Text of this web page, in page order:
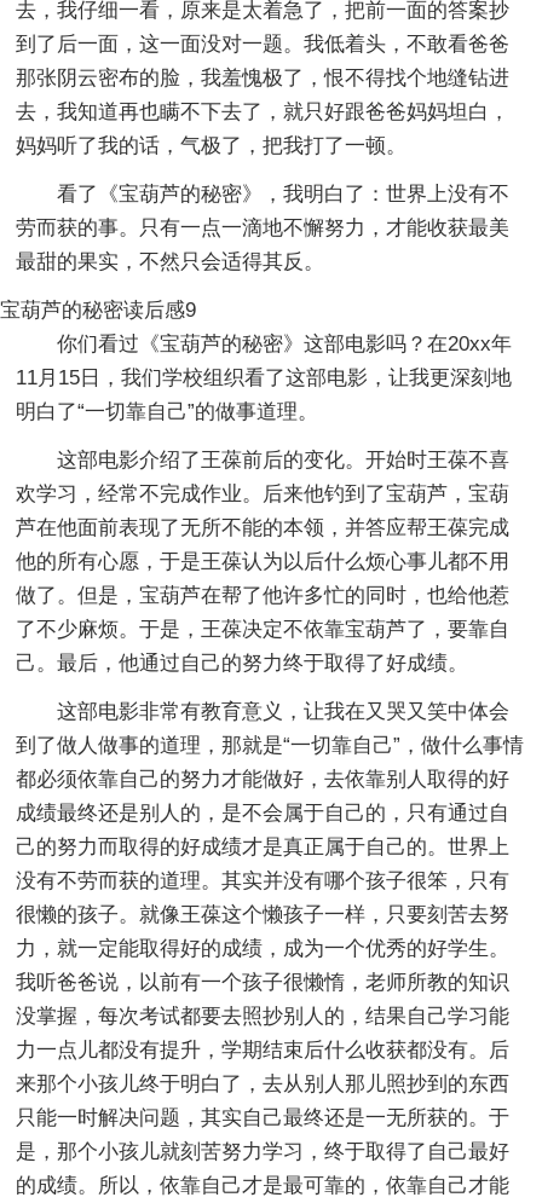
去，我仔细一看，原来是太着急了，把前一面的答案抄
到了后一面，这一面没对一题。我低着头，不敢看爸爸
那张阴云密布的脸，我羞愧极了，恨不得找个地缝钻进
去，我知道再也瞒不下去了，就只好跟爸爸妈妈坦白，
妈妈听了我的话，气极了，把我打了一顿。
看了《宝葫芦的秘密》，我明白了：世界上没有不
劳而获的事。只有一点一滴地不懈努力，才能收获最美
最甜的果实，不然只会适得其反。
宝葫芦的秘密读后感9
你们看过《宝葫芦的秘密》这部电影吗？在20xx年
11月15日，我们学校组织看了这部电影，让我更深刻地
明白了“一切靠自己”的做事道理。
这部电影介绍了王葆前后的变化。开始时王葆不喜
欢学习，经常不完成作业。后来他钓到了宝葫芦，宝葫
芦在他面前表现了无所不能的本领，并答应帮王葆完成
他的所有心愿，于是王葆认为以后什么烦心事儿都不用
做了。但是，宝葫芦在帮了他许多忙的同时，也给他惹
了不少麻烦。于是，王葆决定不依靠宝葫芦了，要靠自
己。最后，他通过自己的努力终于取得了好成绩。
这部电影非常有教育意义，让我在又哭又笑中体会
到了做人做事的道理，那就是“一切靠自己”，做什么事情
都必须依靠自己的努力才能做好，去依靠别人取得的好
成绩最终还是别人的，是不会属于自己的，只有通过自
己的努力而取得的好成绩才是真正属于自己的。世界上
没有不劳而获的道理。其实并没有哪个孩子很笨，只有
很懒的孩子。就像王葆这个懒孩子一样，只要刻苦去努
力，就一定能取得好的成绩，成为一个优秀的好学生。
我听爸爸说，以前有一个孩子很懒惰，老师所教的知识
没掌握，每次考试都要去照抄别人的，结果自己学习能
力一点儿都没有提升，学期结束后什么收获都没有。后
来那个小孩儿终于明白了，去从别人那儿照抄到的东西
只能一时解决问题，其实自己最终还是一无所获的。于
是，那个小孩儿就刻苦努力学习，终于取得了自己最好
的成绩。所以，依靠自己才是最可靠的，依靠自己才能